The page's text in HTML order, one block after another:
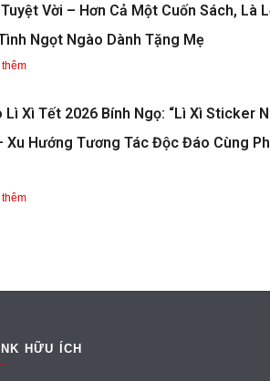
Vời – Hơn Cả Một Cuốn Sách, Là
Ngọt Ngào Dành Tặng Mẹ
Lì Xì Tết 2026 Bính Ngọ: “Lì Xì Sticker
Xu Hướng Tương Tác Độc Đáo Cùng
HỮU ÍCH